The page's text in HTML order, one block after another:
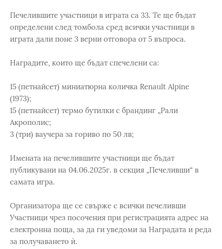
Печелившите участници в играта са 33. Те ще бъдат
определени след томбола сред всички участници в
играта дали поне 3 верни отговора от 5 въпроса.
Наградите, които ще бъдат спечелени са:
15 (петнайсет) миниатюрна количка Renault Alpine
(1973);
15 (петнайсет) термо бутилки с брандинг „Рали
Акрополис;
3 (три) ваучера за гориво по 50 лв;
Имената на печелившите участници ще бъдат
публикувани на 04.06.2025г. в секция „Печеливши“ в
самата игра.
Организатора ще се свърже с всички печеливши
Участници чрез посочения при регистрацията адрес на
електронна поща, за да ги уведоми за Наградата и реда
за получаването ѝ.